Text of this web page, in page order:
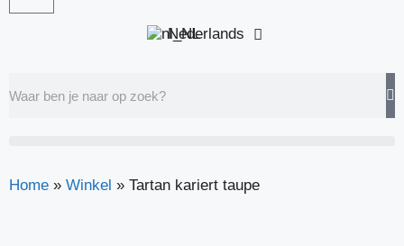
Nederlands
Home » Winkel » Tartan kariert taupe